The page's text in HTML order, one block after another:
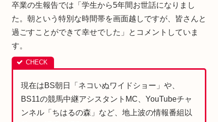
卒業の生報告では「学生から5年間お世話になりまし
た。朝という特別な時間帯を画面越しですが、皆さんと
過ごすことができて幸せでした」とコメントしていま
す。
現在はBS朝日「ネコいぬワイドショー」や、
BS11の競馬中継アシスタントMC、YouTubeチャ
ンネル「ちはるの森」など、地上波の情報番組以